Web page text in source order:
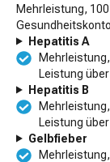
Mehrleistung,
Hepatitis A
Mehrleistung,
Leistung
Hepatitis B
Mehrleistung,
Leistung
Gelbfieber
Mehrleistung,